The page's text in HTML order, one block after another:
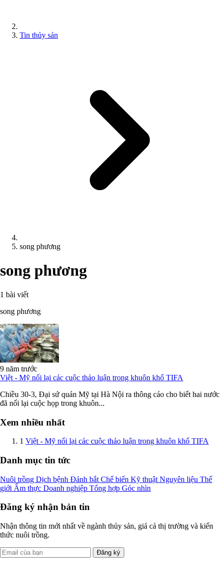
Tin thủy sản
song phương
song phương
1 bài viết
song phương
9 năm trước
Việt - Mỹ nối lại các cuộc thảo luận trong khuôn khổ TIFA
Chiều 30-3, Đại sứ quán Mỹ tại Hà Nội ra thông cáo cho biết hai nước
đã nối lại cuộc họp trong khuôn...
Xem nhiều nhất
1 Việt - Mỹ nối lại các cuộc thảo luận trong khuôn khổ TIFA
Danh mục tin tức
Nuôi trồng Dịch bệnh Đánh bắt Chế biến Kỹ thuật Nguyên liệu Thế
giới Ẩm thực Doanh nghiệp Tổng hợp Góc nhìn
Đăng ký nhận bản tin
Nhận thông tin mới nhất về ngành thủy sản, giá cả thị trường và kiến
thức nuôi trồng.
Đăng ký